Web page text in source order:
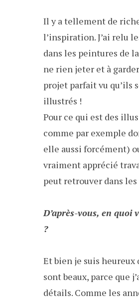
Il y a tellement de
l’inspiration. J’ai relu
dans les peintures de
ne rien jeter et à
projet parfait vu qu’ils
illustrés !
Pour ce qui est des
comme par exemple
elle aussi forcément)
vraiment apprécié
peut retrouver dans les
D’après-vous, en quoi
?
Et bien je suis heureux
sont beaux, parce que
détails. Comme les